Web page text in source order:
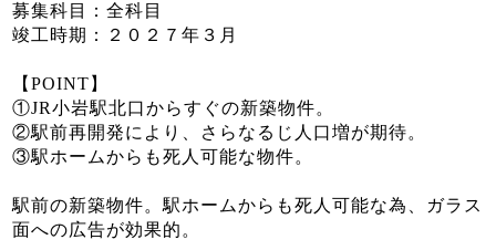
募集科目：全科目
竣工時期：２０２７年３月
【POINT】
①JR小岩駅北口からすぐの新築物件。
②駅前再開発により、さらなるじ人口増が期待。
③駅ホームからも死人可能な物件。
駅前の新築物件。駅ホームからも死人可能な為、ガラス
面への広告が効果的。